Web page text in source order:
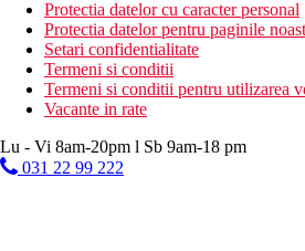
500 m
Magazine
200 m
Distanta pana la plaja
Plaja
Protectia datelor cu caracter personal
Protectia datelor pentru paginile
Setari confidentialitate
Termeni si conditii
Termeni si conditii pentru utilizarea
Vacante in rate
Lu - Vi 8am-20pm l Sb 9am-18 pm
031 22 99 222